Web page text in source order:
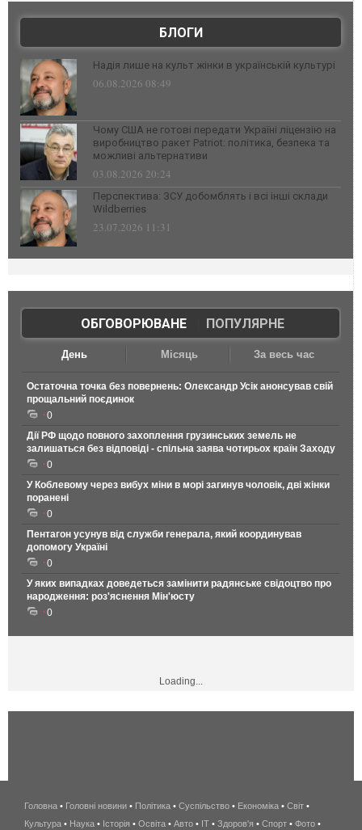
БЛОГИ
Надія лише на культ жінки в українській культурі
06.08.2026 08:49
Чому США не готові передати Україні ліцензію на
виробництво ракет Patriot: політика, безпека та
можливі альтернативи
03.08.2026 20:24
Перспектива: ЗСУ добомблять і всі інші склади
Wildberries
23.07.2026 11:31
ОБГОВОРЮВАНЕ| ПОПУЛЯРНЕ
День Місяць За весь час
Остаточна точка без повернень: Олександр Усік анонсував свій
прощальний поєдинок
0
Дії РФ щодо повного захоплення грузинських земель не
залишаться без відповіді - спільна заява чотирьох країн Заходу
0
У Коблевому через вибух міни в морі загинув чоловік, дві жінки
поранені
0
Пентагон усунув від служби генерала, який координував
допомогу Україні
0
У яких випадках доведеться замінити радянське свідоцтво про
народження: роз'яснення Мін'юсту
0
Loading...
беспроводной
интернет
Головна • Головні новини • Політика • Суспільство • Економіка • Світ •
Культура • Наука • Історія • Освіта • Авто • IT • Здоров'я • Спорт • Фото •